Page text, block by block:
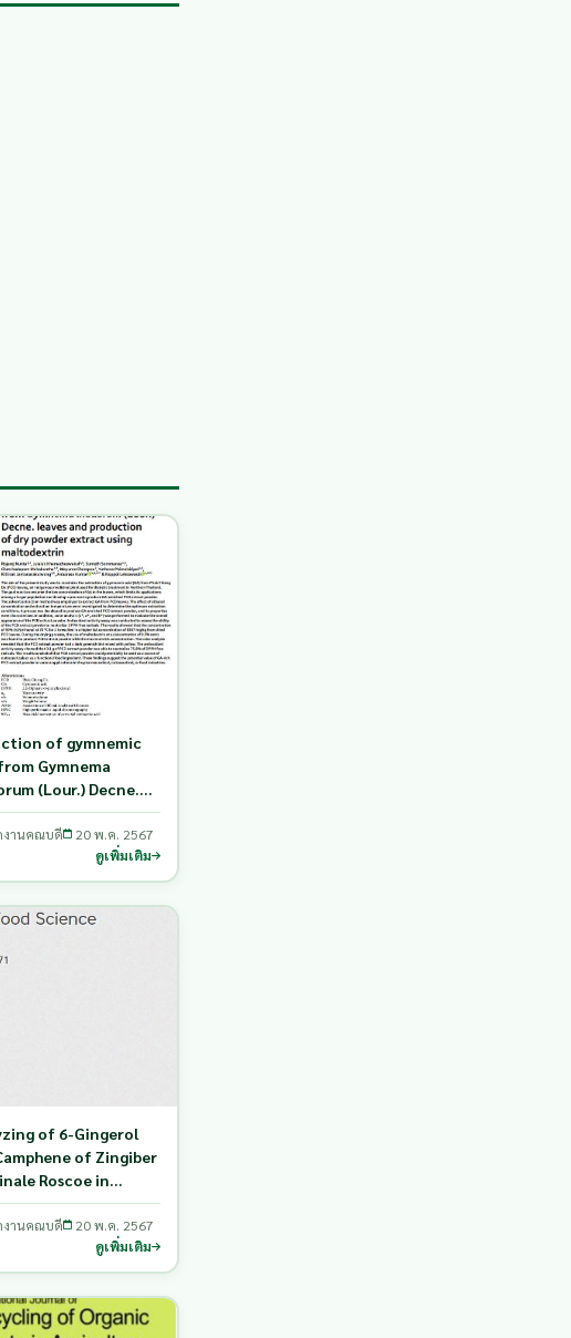
of gymnemic
Gymnema
(Lour.) Decne.
and production of
extract using
งานคณบดี
20 พ.ค. 2567
ดูเพิ่มเติม
of 6-Gingerol
of Zingiber
Roscoe in
Thailand by
PDA
งานคณบดี
20 พ.ค. 2567
ดูเพิ่มเติม